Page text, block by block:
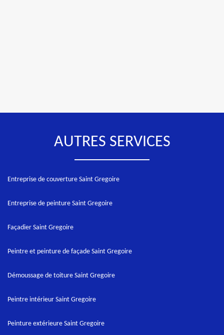
AUTRES SERVICES
Entreprise de couverture Saint Gregoire
Entreprise de peinture Saint Gregoire
Façadier Saint Gregoire
Peintre et peinture de façade Saint Gregoire
Démoussage de toiture Saint Gregoire
Peintre intérieur Saint Gregoire
Peinture extérieure Saint Gregoire